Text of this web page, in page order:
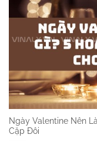
Ngày Valentine Nên
Cặp Đôi